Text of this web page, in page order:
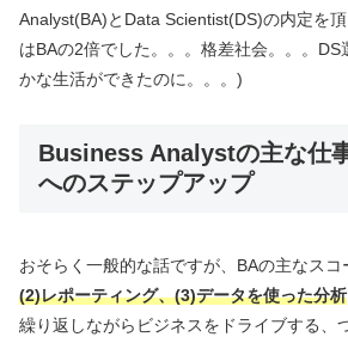
Analyst(BA)とData Scientist(DS)の内定を
はBAの2倍でした。。。格差社会。。。DS
かな生活ができたのに。。。)
Business Analystの主な仕
へのステップアップ
おそらく一般的な話ですが、BAの主なスコ
(2)レポーティング、(3)データを使った分析
繰り返しながらビジネスをドライブする、